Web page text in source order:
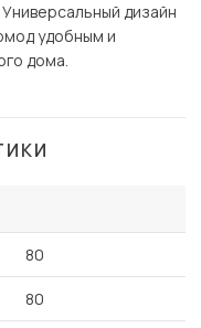
дизайн
удобным и
дома.
80
80